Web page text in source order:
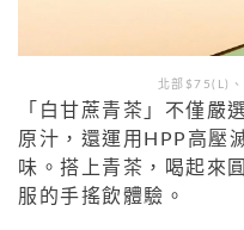
北部$75(L)
「白甘蔗青茶」不僅嚴
原汁，還運用HPP高壓
味。搭上青茶，喝起來
服的手搖飲體驗。